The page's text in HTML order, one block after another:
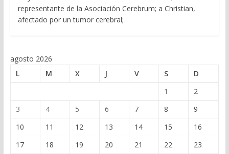
representante de la Asociación Cerebrum; a Christian,
afectado por un tumor cerebral;
agosto 2026
L
M X J V S
D
1
2
3
4 5 6 7 8
9
10
11 12 13 14 15
16
17
18 19 20 21 22
23